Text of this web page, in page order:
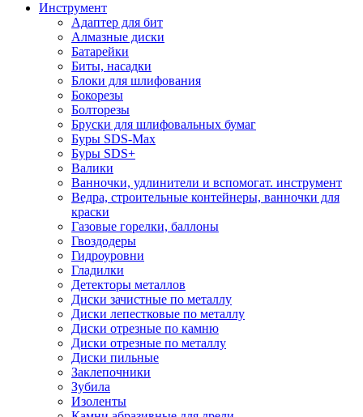
Инструмент
Адаптер для бит
Алмазные диски
Батарейки
Биты, насадки
Блоки для шлифования
Бокорезы
Болторезы
Бруски для шлифовальных бумаг
Буры SDS-Max
Буры SDS+
Валики
Ванночки, удлинители и вспомогат. инструмент
Ведра, строительные контейнеры, ванночки для
краски
Газовые горелки, баллоны
Гвоздодеры
Гидроуровни
Гладилки
Детекторы металлов
Диски зачистные по металлу
Диски лепестковые по металлу
Диски отрезные по камню
Диски отрезные по металлу
Диски пильные
Заклепочники
Зубила
Изоленты